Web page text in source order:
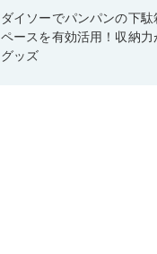
ダイソーでパンパンの下
ペースを有効活用！収納
グッズ